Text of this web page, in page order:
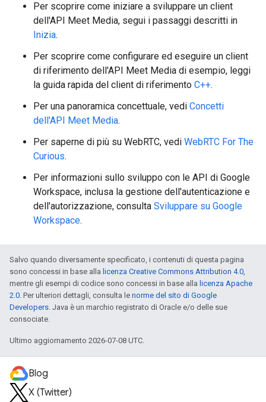
Per scoprire come iniziare a sviluppare un client
dell'API Meet Media, segui i passaggi descritti in
Inizia.
Per scoprire come configurare ed eseguire un client
di riferimento dell'API Meet Media di esempio, leggi
la guida rapida del client di riferimento C++.
Per una panoramica concettuale, vedi Concetti
dell'API Meet Media.
Per saperne di più su WebRTC, vedi WebRTC For The
Curious.
Per informazioni sullo sviluppo con le API di Google
Workspace, inclusa la gestione dell'autenticazione e
dell'autorizzazione, consulta Sviluppare su Google
Workspace.
Salvo quando diversamente specificato, i contenuti di questa pagina
sono concessi in base alla licenza Creative Commons Attribution 4.0,
mentre gli esempi di codice sono concessi in base alla licenza Apache
2.0. Per ulteriori dettagli, consulta le norme del sito di Google
Developers. Java è un marchio registrato di Oracle e/o delle sue
consociate.
Ultimo aggiornamento 2026-07-08 UTC.
Blog
X (Twitter)